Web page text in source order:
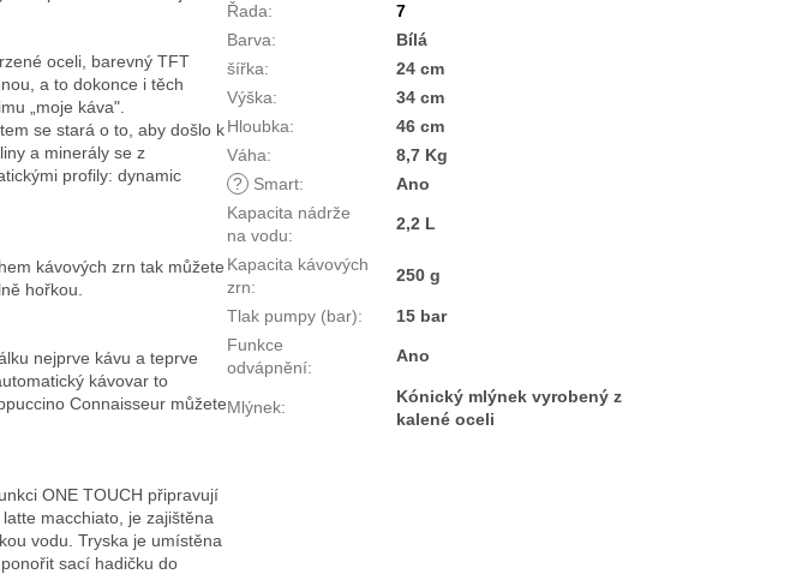
oceli, barevný TFT
a to dokonce i těch
„moje káva".
se stará o to, aby došlo k
a minerály se z
profily: dynamic
kávových zrn tak můžete
hořkou.
nejprve kávu a teprve
kávovar to
Connaisseur můžete
ONE TOUCH připravují
macchiato, je zajištěna
vodu. Tryska je umístěna
sací hadičku do
Řada:
7
Barva:
Bílá
šířka:
24 cm
Výška:
34 cm
Hloubka:
46 cm
Váha:
8,7 Kg
?
Smart:
Ano
Kapacita nádrže
na vodu:
2,2 L
Kapacita kávových
zrn:
250 g
Tlak pumpy (bar):
15 bar
Funkce
odvápnění:
Ano
Mlýnek:
Kónický mlýnek vyrobený z
kalené oceli